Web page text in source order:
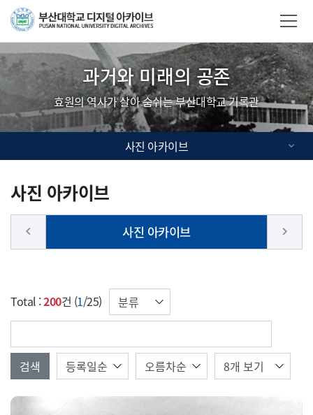
Skip Menu
과거와 미래의 공존
효원의 역사가 살아 숨쉬는 부산대학교 기록관
사진 아카이브
사진 아카이브
사진 아카이브
keyboard_arrow_left keyboard_arrow_right
Total :200건 (1/25)
검색컬럼
검색 한번에 보여질 게시